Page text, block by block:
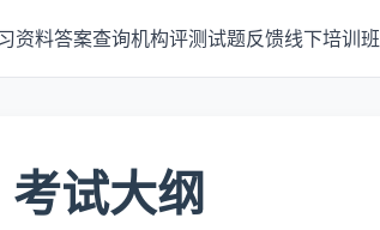
资料答案查询机构评测试题反馈线下培训班
试大纲